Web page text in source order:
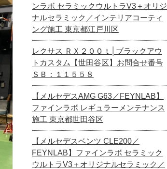
ンラボ セラミックウルトラV3＋オリジ
ナルセラミック／インテリアコーティ
ング施工 東京都江戸川区
レクサス ＲＸ２００ｔ│ブラックアウ
トカスタム【世田谷区】お問合せ番号
ＳＢ：１１５５８
【メルセデスAMG G63／FEYNLAB】
ファインラボ レギュラーメンテナンス
施工 東京都世田谷区
【メルセデスベンツ CLE200／
FEYNLAB】ファインラボ セラミック
ウルトラV3＋オリジナルセラミック／